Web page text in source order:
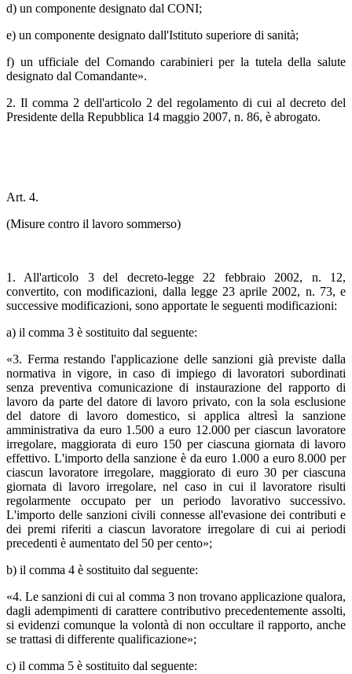
d) un componente designato dal CONI;
e) un componente designato dall'Istituto superiore di sanità;
f) un ufficiale del Comando carabinieri per la tutela della salute
designato dal Comandante».
2. Il comma 2 dell'articolo 2 del regolamento di cui al decreto del
Presidente della Repubblica 14 maggio 2007, n. 86, è abrogato.
Art. 4.
(Misure contro il lavoro sommerso)
1. All'articolo 3 del decreto-legge 22 febbraio 2002, n. 12,
convertito, con modificazioni, dalla legge 23 aprile 2002, n. 73, e
successive modificazioni, sono apportate le seguenti modificazioni:
a) il comma 3 è sostituito dal seguente:
«3. Ferma restando l'applicazione delle sanzioni già previste dalla
normativa in vigore, in caso di impiego di lavoratori subordinati
senza preventiva comunicazione di instaurazione del rapporto di
lavoro da parte del datore di lavoro privato, con la sola esclusione
del datore di lavoro domestico, si applica altresì la sanzione
amministrativa da euro 1.500 a euro 12.000 per ciascun lavoratore
irregolare, maggiorata di euro 150 per ciascuna giornata di lavoro
effettivo. L'importo della sanzione è da euro 1.000 a euro 8.000 per
ciascun lavoratore irregolare, maggiorato di euro 30 per ciascuna
giornata di lavoro irregolare, nel caso in cui il lavoratore risulti
regolarmente occupato per un periodo lavorativo successivo.
L'importo delle sanzioni civili connesse all'evasione dei contributi e
dei premi riferiti a ciascun lavoratore irregolare di cui ai periodi
precedenti è aumentato del 50 per cento»;
b) il comma 4 è sostituito dal seguente:
«4. Le sanzioni di cui al comma 3 non trovano applicazione qualora,
dagli adempimenti di carattere contributivo precedentemente assolti,
si evidenzi comunque la volontà di non occultare il rapporto, anche
se trattasi di differente qualificazione»;
c) il comma 5 è sostituito dal seguente: